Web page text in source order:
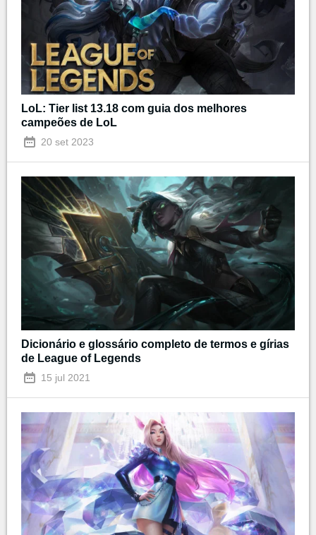
LoL: Tier list 13.18 com guia dos melhores
campeões de LoL
20 set 2023
Dicionário e glossário completo de termos e gírias
de League of Legends
15 jul 2021